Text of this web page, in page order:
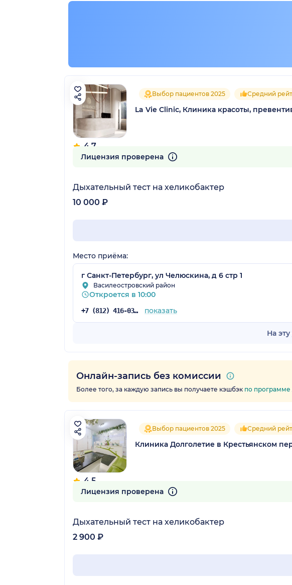
4.7
45 отзывов
Выбор пациентов 2025 Средний
La Vie Clinic, Клиника красоты,
Лицензия проверена
Дыхательный тест на хеликобактер
10 000 ₽
Место приёма:
г Санкт-Петербург, ул Челюскина, д 6 стр 1
Василеостровский район
Откроется в 10:00
+7 (812) 416-03-07 показать
На
Онлайн-запись без комиссии
Более того, за каждую запись вы получаете кэшбэк по программе
4.5
909 отзывов
Выбор пациентов 2025 Средний
Клиника Долголетие в Крестьянском
Лицензия проверена
Дыхательный тест на хеликобактер
2 900 ₽